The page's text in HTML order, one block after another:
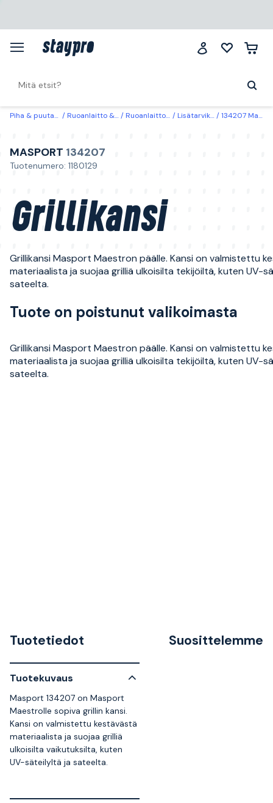
Piha & puutarha Ruoanlaitto & grillit Ruoanlaittovälineet Lisätarvikkeet grillit 134207 Masport Grillikansi
MASPORT 134207
Tuotenumero: 1180129
Grillikansi
Grillikansi Masport Maestron päälle. Kansi on valmistettu
materiaalista ja suojaa grilliä ulkoisilta tekijöiltä, kuten UV-
sateelta.
Tuote on poistunut valikoimasta
Grillikansi Masport Maestron päälle. Kansi on valmistettu
materiaalista ja suojaa grilliä ulkoisilta tekijöiltä, kuten UV-
sateelta.
Tuotetiedot
Tuotekuvaus
Masport 134207 on Masport
Maestrolle sopiva grillin kansi.
Kansi on valmistettu kestävästä
materiaalista ja suojaa grilliä
ulkoisilta vaikutuksilta, kuten
UV-säteilyltä ja sateelta.
Suosittelemme